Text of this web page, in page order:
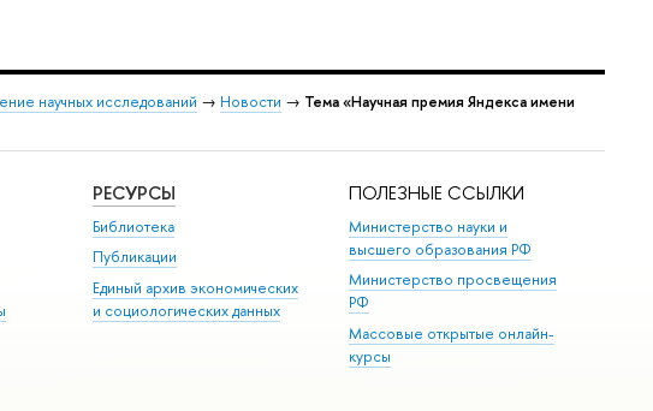
научных исследований → Новости → Тема «Научная премия Яндекса имени
РЕСУРСЫ
Библиотека
Публикации
Единый архив экономических
и социологических данных
ПОЛЕЗНЫЕ ССЫЛКИ
Министерство науки и
высшего образования РФ
Министерство просвещения
РФ
Массовые открытые онлайн-
курсы